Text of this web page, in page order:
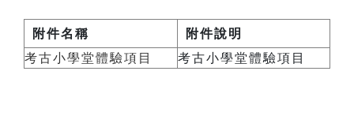
附件名稱
附件說明
考古小學堂體驗項目
考古小學堂體驗項目